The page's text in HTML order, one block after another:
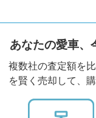
あなたの愛車、
複数社の査定額を
を賢く売却して、